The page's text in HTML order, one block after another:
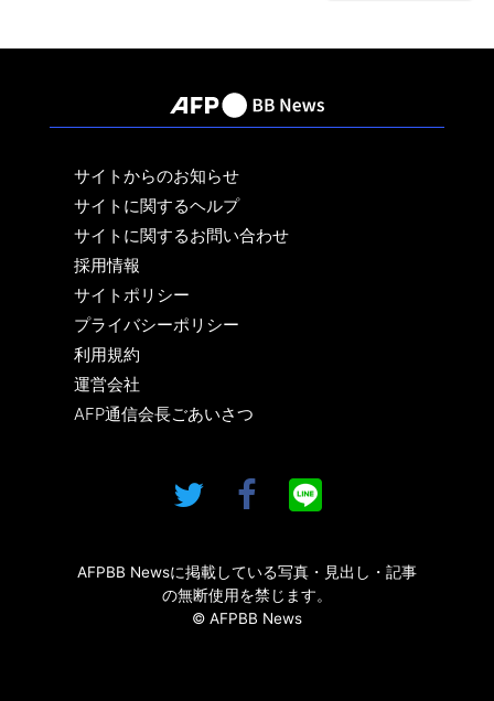
サイトからのお知らせ
サイトに関するヘルプ
サイトに関するお問い合わせ
採用情報
サイトポリシー
プライバシーポリシー
利用規約
運営会社
AFP通信会長ごあいさつ
AFPBB Newsに掲載している写真・見出し・記事
の無断使用を禁じます。
© AFPBB News